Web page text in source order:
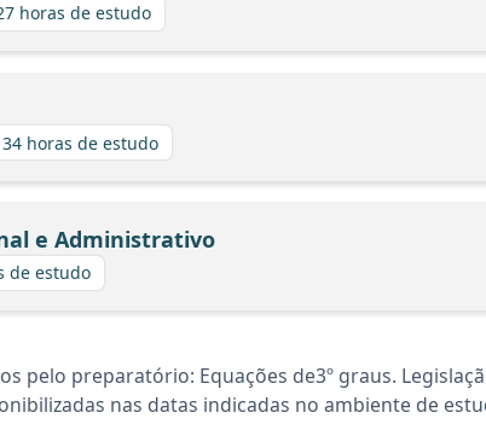
horas de estudo
34 horas de estudo
e Administrativo
de estudo
pelo preparatório: Equações de3º graus.
nas datas indicadas no ambiente de